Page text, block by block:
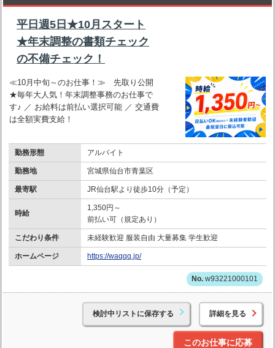
平日週5日★10月スタート
★年末調整の書類チェック
の不備チェック！
≪10月中旬～のお仕事！≫ 先取り公開
★毎年大人気！年末調整事務のお仕事で
す♪ ／ お給料は前払い選択可能 ／ 交通費
は全額実費支給！
勤務形態 アルバイト
勤務地 宮城県仙台市青葉区
最寄駅 JR仙台駅より徒歩10分（予定）
時給
1,350円～
前払い可（規定あり）
こだわり条件 未経験歓迎 服装自由 大量募集 学生歓迎
ホームページ https://waqqq.jp/
w93221000101
検討中リストに保存する 詳細を見る
このお仕事に応募